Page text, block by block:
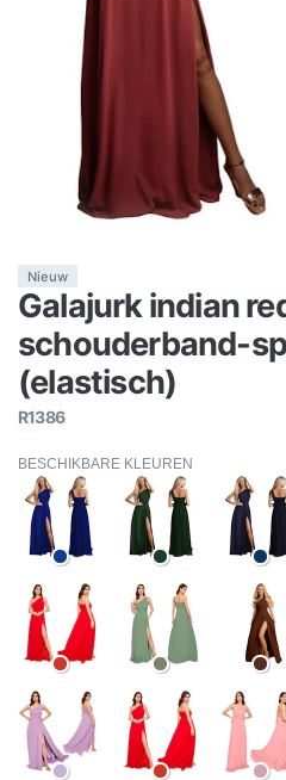
Nieuw
Galajurk indian
schouderband-
(elastisch)
R1386
BESCHIKBARE KLEUREN